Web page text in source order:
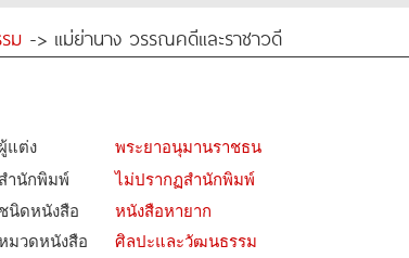
ม -> แม่ย่านาง วรรณคดีและราชาวดี
ผู้แต่ง
พระยาอนุมานราชธน
สำนักพิมพ์
ไม่ปรากฏสำนักพิมพ์
ชนิดหนังสือ­
หนังสือหายาก
มวดหนังสือ­
ศิลปะและวัฒนธรรม